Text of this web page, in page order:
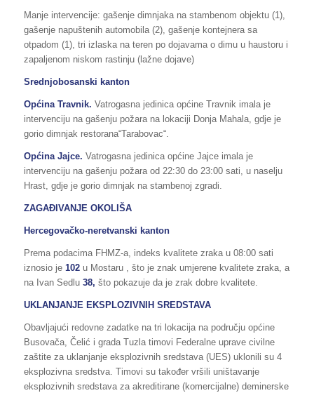
Manje intervencije: gašenje dimnjaka na stambenom objektu (1),
gašenje napuštenih automobila (2), gašenje kontejnera sa
otpadom (1), tri izlaska na teren po dojavama o dimu u haustoru i
zapaljenom niskom rastinju (lažne dojave)
Srednjobosanski kanton
Općina Travnik. Vatrogasna jedinica općine Travnik imala je
intervenciju na gašenju požara na lokaciji Donja Mahala, gdje je
gorio dimnjak restorana“Tarabovac“.
Općina Jajce. Vatrogasna jedinica općine Jajce imala je
intervenciju na gašenju požara od 22:30 do 23:00 sati, u naselju
Hrast, gdje je gorio dimnjak na stambenoj zgradi.
ZAGAĐIVANJE OKOLIŠA
Hercegovačko-neretvanski kanton
Prema podacima FHMZ-a, indeks kvalitete zraka u 08:00 sati
iznosio je 102 u Mostaru , što je znak umjerene kvalitete zraka, a
na Ivan Sedlu 38, što pokazuje da je zrak dobre kvalitete.
UKLANJANJE EKSPLOZIVNIH SREDSTAVA
Obavljajući redovne zadatke na tri lokacija na području općine
Busovača, Čelić i grada Tuzla timovi Federalne uprave civilne
zaštite za uklanjanje eksplozivnih sredstava (UES) uklonili su 4
eksplozivna sredstva. Timovi su također vršili uništavanje
eksplozivnih sredstava za akreditirane (komercijalne) deminerske